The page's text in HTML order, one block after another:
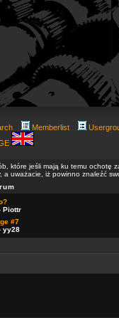
Memberlist
które jeśli mają ku temu ochotę
a uważacie, iż powinno znaleźć
Piottr
#7
yy28